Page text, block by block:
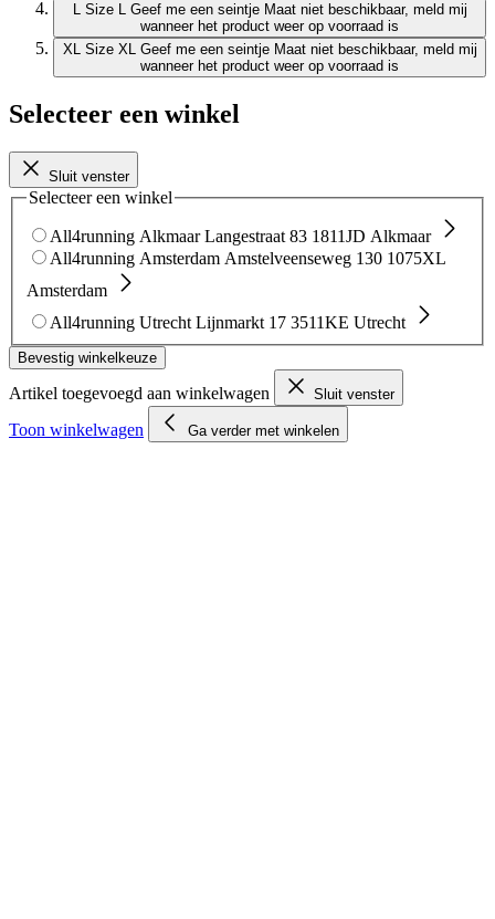
L Size L Geef me een seintje Maat niet beschikbaar, meld mij
wanneer het product weer op voorraad is
XL Size XL Geef me een seintje Maat niet beschikbaar, meld mij
wanneer het product weer op voorraad is
Selecteer een winkel
Sluit venster
Selecteer een winkel
All4running Alkmaar Langestraat 83 1811JD Alkmaar
All4running Amsterdam Amstelveenseweg 130 1075XL
Amsterdam
All4running Utrecht Lijnmarkt 17 3511KE Utrecht
Bevestig winkelkeuze
Artikel toegevoegd aan winkelwagen Sluit venster
Toon winkelwagen Ga verder met winkelen